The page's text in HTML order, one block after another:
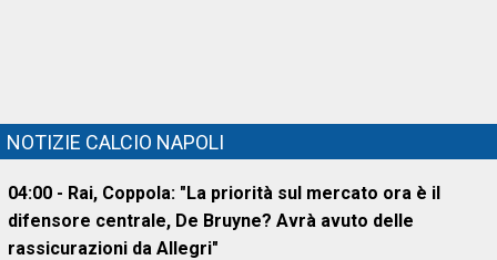
NOTIZIE CALCIO NAPOLI
04:00 - Rai, Coppola: "La priorità sul mercato ora è il
difensore centrale, De Bruyne? Avrà avuto delle
rassicurazioni da Allegri"